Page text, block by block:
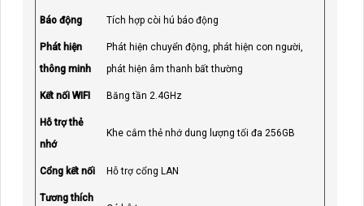
Báo động Tích hợp còi hú báo động
Phát hiện
thông minh
Phát hiện chuyển động, phát hiện con người,
phát hiện âm thanh bất thường
Kết nối WIFI Băng tần 2.4GHz
Hỗ trợ thẻ
nhớ
Khe cắm thẻ nhớ dung lượng tối đa 256GB
Cổng kết nối Hỗ trợ cổng LAN
Tương thích